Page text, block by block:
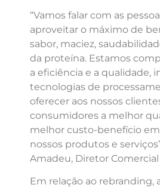
“Vamos falar com as
aproveitar o máximo de
sabor, maciez,
da proteína. Estamos
a eficiência e a qualidade,
tecnologias de
oferecer aos nossos
consumidores a melhor
melhor custo-benefício
nossos produtos e
Amadeu, Diretor Comercial
Em relação ao rebranding,